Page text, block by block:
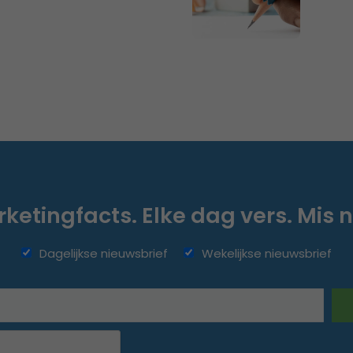
Elke dag vers. Mis
Dagelijkse nieuwsbrief Wekelijkse nieuwsbrief